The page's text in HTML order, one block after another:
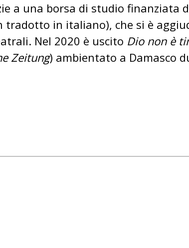
a una borsa di studio finanziata
tradotto in italiano), che si è
Nel 2020 è uscito Dio non è
Zeitung) ambientato a Damasco